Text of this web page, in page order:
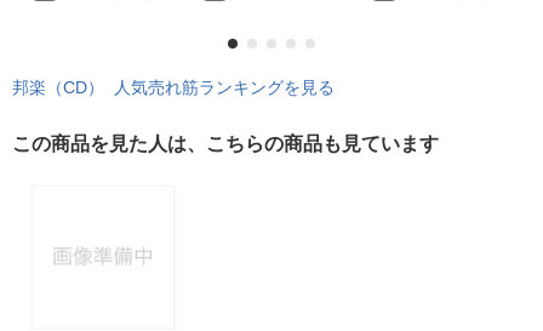
邦楽（CD） 人気売れ筋ランキングを見る
この商品を見た人は、こちらの商品も見ています